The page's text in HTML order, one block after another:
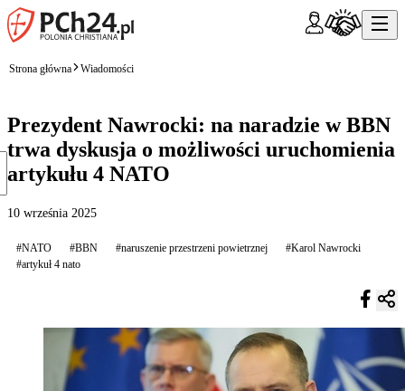
Strona główna Wiadomości
Prezydent Nawrocki: na naradzie w BBN
trwa dyskusja o możliwości uruchomienia
artykułu 4 NATO
10 września 2025
#NATO #BBN #naruszenie przestrzeni powietrznej
#Karol Nawrocki
#artykuł 4 nato